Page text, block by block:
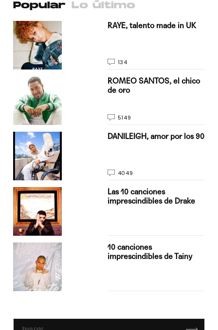
Popular Lo último
RAYE, talento made in UK
134
ROMEO SANTOS, el chico
de oro
5149
DANILEIGH, amor por los 90
4049
Las 10 canciones
imprescindibles de Drake
10 canciones
imprescindibles de Tainy